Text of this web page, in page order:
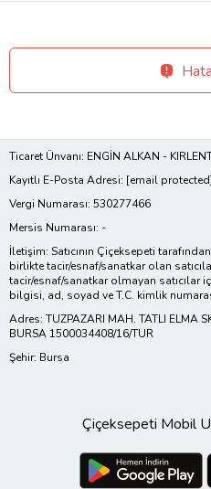
Ticaret Ünvanı: ENGİN ALKAN -
Kayıtlı E-Posta Adresi: [email protected]
Vergi Numarası: 530277466
Mersis Numarası: -
İletişim: Satıcının Çiçeksepeti
birlikte tacir/esnaf/sanatkar olan
tacir/esnaf/sanatkar olmayan satıcılar
bilgisi, ad, soyad ve T.C. kimlik
Adres: TUZPAZARI MAH. TATLI ELMA
BURSA 1500034408/16/TUR
Şehir: Bursa
Çiçeksepeti Mobil